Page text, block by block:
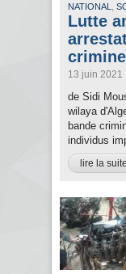
NATIONAL ,
Lutte
13 juin 2021
de Sidi
wilaya
bande
individus
lire la suite